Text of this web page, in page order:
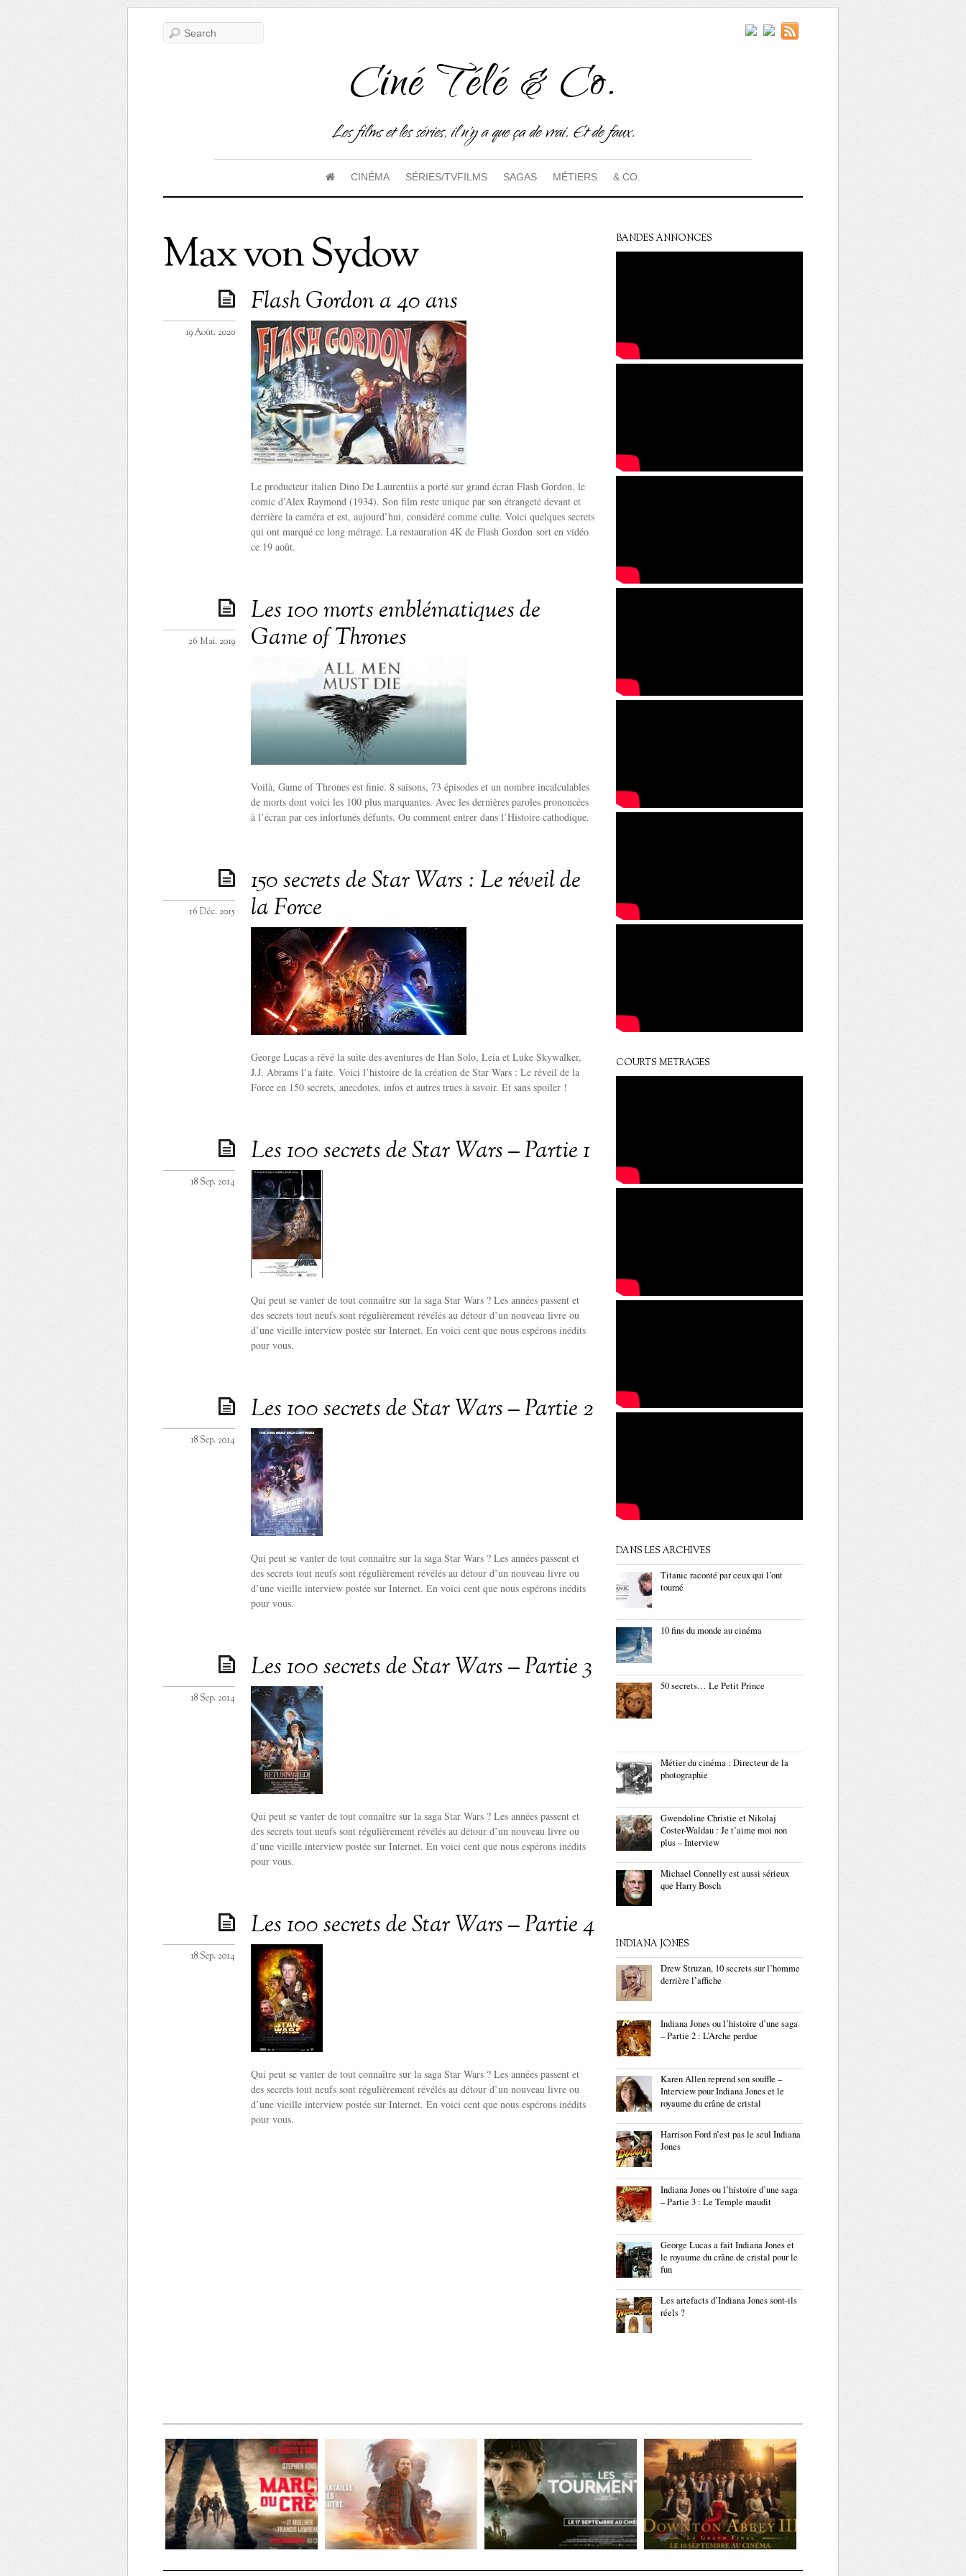
Ciné Télé & Co.
Les films et les séries, il n'y a que ça de vrai. Et de faux.
CINÉMA SÉRIES/TVFILMS SAGAS MÉTIERS & CO.
Max von Sydow
Flash Gordon a 40 ans
19 Août. 2020
Le producteur italien Dino De Laurentiis a porté sur grand écran Flash Gordon, le
comic d’Alex Raymond (1934). Son film reste unique par son étrangeté devant et
derrière la caméra et est, aujourd’hui, considéré comme culte. Voici quelques secrets
qui ont marqué ce long métrage. La restauration 4K de Flash Gordon sort en vidéo
ce 19 août.
Les 100 morts emblématiques de
Game of Thrones
26 Mai. 2019
Voilà, Game of Thrones est finie. 8 saisons, 73 épisodes et un nombre incalculables
de morts dont voici les 100 plus marquantes. Avec les dernières paroles prononcées
à l’écran par ces infortunés défunts. Ou comment entrer dans l’Histoire cathodique.
150 secrets de Star Wars : Le réveil de
la Force
16 Déc. 2015
George Lucas a rêvé la suite des aventures de Han Solo, Leia et Luke Skywalker,
J.J. Abrams l’a faite. Voici l’histoire de la création de Star Wars : Le réveil de la
Force en 150 secrets, anecdotes, infos et autres trucs à savoir. Et sans spoiler !
Les 100 secrets de Star Wars – Partie 1
18 Sep. 2014
Qui peut se vanter de tout connaître sur la saga Star Wars ? Les années passent et
des secrets tout neufs sont régulièrement révélés au détour d’un nouveau livre ou
d’une vieille interview postée sur Internet. En voici cent que nous espérons inédits
pour vous.
Les 100 secrets de Star Wars – Partie 2
18 Sep. 2014
Qui peut se vanter de tout connaître sur la saga Star Wars ? Les années passent et
des secrets tout neufs sont régulièrement révélés au détour d’un nouveau livre ou
d’une vieille interview postée sur Internet. En voici cent que nous espérons inédits
pour vous.
Les 100 secrets de Star Wars – Partie 3
18 Sep. 2014
Qui peut se vanter de tout connaître sur la saga Star Wars ? Les années passent et
des secrets tout neufs sont régulièrement révélés au détour d’un nouveau livre ou
d’une vieille interview postée sur Internet. En voici cent que nous espérons inédits
pour vous.
Les 100 secrets de Star Wars – Partie 4
18 Sep. 2014
Qui peut se vanter de tout connaître sur la saga Star Wars ? Les années passent et
des secrets tout neufs sont régulièrement révélés au détour d’un nouveau livre ou
d’une vieille interview postée sur Internet. En voici cent que nous espérons inédits
pour vous.
BANDES ANNONCES
COURTS METRAGES
DANS LES ARCHIVES
Titanic raconté par ceux qui l’ont
tourné
10 fins du monde au cinéma
50 secrets… Le Petit Prince
Métier du cinéma : Directeur de la
photographie
Gwendoline Christie et Nikolaj
Coster-Waldau : Je t’aime moi non
plus – Interview
Michael Connelly est aussi sérieux
que Harry Bosch
INDIANA JONES
Drew Struzan, 10 secrets sur l’homme
derrière l’affiche
Indiana Jones ou l’histoire d’une saga
– Partie 2 : L’Arche perdue
Karen Allen reprend son souffle –
Interview pour Indiana Jones et le
royaume du crâne de cristal
Harrison Ford n’est pas le seul Indiana
Jones
Indiana Jones ou l’histoire d’une saga
– Partie 3 : Le Temple maudit
George Lucas a fait Indiana Jones et
le royaume du crâne de cristal pour le
fun
Les artefacts d’Indiana Jones sont-ils
réels ?